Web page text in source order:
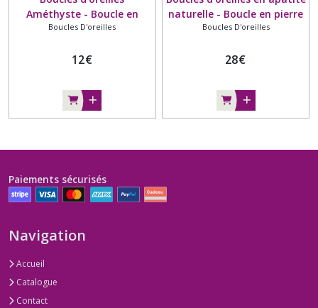
Améthyste - Boucle en
pépites naturelles
Boucles D'oreilles
12€
naturelle - Boucle en pierre
naturelle - Grade AA
Boucles D'oreilles
28€
Paiements sécurisés
Navigation
Accueil
Catalogue
Contact